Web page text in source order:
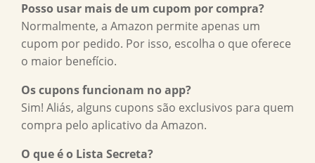
Posso usar mais de um cupom por compra?
Normalmente, a Amazon permite apenas um
cupom por pedido. Por isso, escolha o que oferece
o maior benefício.
Os cupons funcionam no app?
Sim! Aliás, alguns cupons são exclusivos para quem
compra pelo aplicativo da Amazon.
O que é o Lista Secreta?